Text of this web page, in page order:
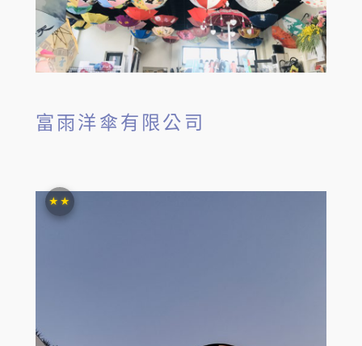
富雨洋傘有限公司
★★